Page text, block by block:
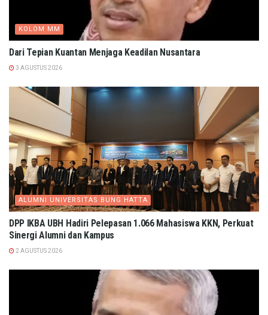
KOLOM MM
Dari Tepian Kuantan Menjaga Keadilan Nusantara
3 AGUSTUS 2026
ALUMNI UNIVERSITAS BUNG HATTA
DPP IKBA UBH Hadiri Pelepasan 1.066 Mahasiswa KKN, Perkuat
Sinergi Alumni dan Kampus
2 AGUSTUS 2026